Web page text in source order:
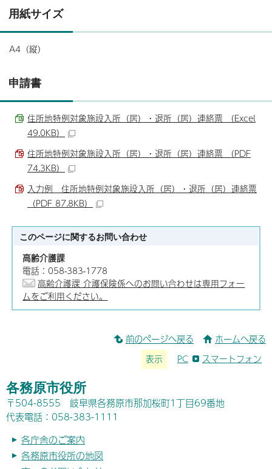
用紙サイズ
A4（縦）
申請書
住所地特例対象施設入所（居）・退所（居）連絡票 （Excel
49.0KB）
住所地特例対象施設入所（居）・退所（居）連絡票 （PDF
74.3KB）
入力例 住所地特例対象施設入所（居）・退所（居）連絡票
（PDF 87.8KB）
このページに関するお問い合わせ
高齢介護課
電話：058-383-1778
高齢介護課 介護保険係へのお問い合わせは専用フォー
ムをご利用ください。
前のページへ戻る ホームへ戻る
表示 PC スマートフォン
各務原市役所
〒504-8555 岐阜県各務原市那加桜町1丁目69番地
代表電話：058-383-1111
各庁舎のご案内
各務原市役所の地図